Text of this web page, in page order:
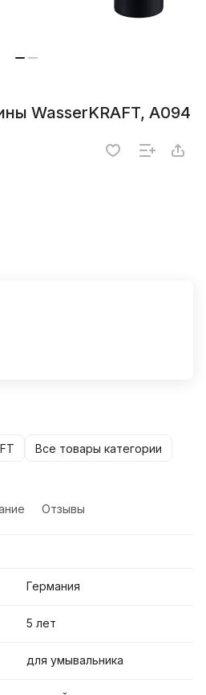
WasserKRAFT, A094
Все товары категории
Отзывы
Германия
5 лет
для умывальника